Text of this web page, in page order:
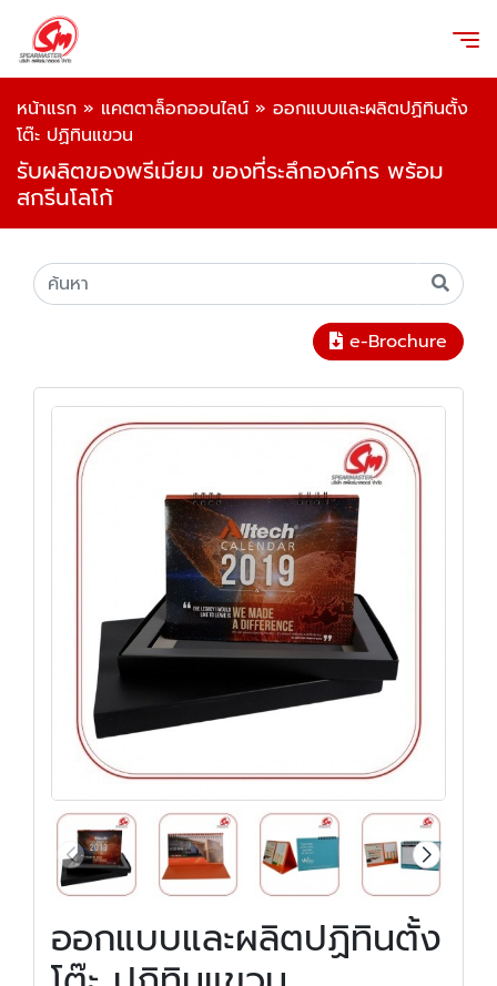
หน้าแรก » แคตตาล็อกออนไลน์ » ออกแบบและผลิตปฏิทินตั้ง
โต๊ะ ปฏิทินแขวน
รับผลิตของพรีเมียม ของที่ระลึกองค์กร พร้อม
สกรีนโลโก้
e-Brochure
ออกแบบและผลิตปฏิทินตั้ง